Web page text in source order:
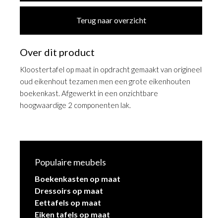
Populaire meubels
Boekenkasten op maat
Dressoirs op maat
Eettafels op maat
Eiken tafels op maat
Terug naar overzicht
Over dit product
Kloostertafel op maat in opdracht gemaakt van origineel
oud eikenhout tezamen men een grote eikenhouten
boekenkast. Afgewerkt in een onzichtbare
hoogwaardige 2 componenten lak.